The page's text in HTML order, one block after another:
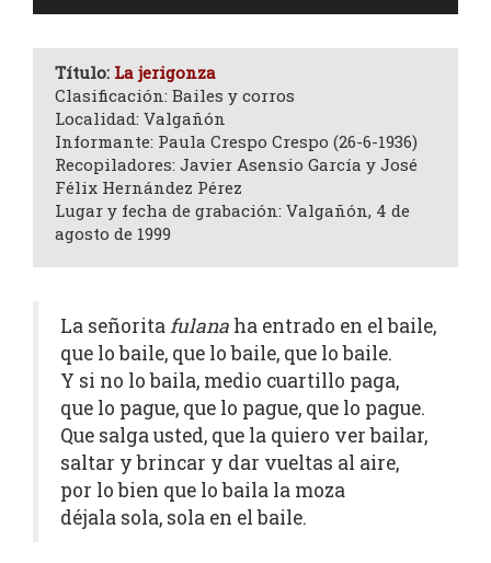
Título: La jerigonza
Clasificación: Bailes y corros
Localidad: Valgañón
Informante: Paula Crespo Crespo (26-6-1936)
Recopiladores: Javier Asensio García y José
Félix Hernández Pérez
Lugar y fecha de grabación: Valgañón, 4 de
agosto de 1999
La señoritafulana ha entrado en el baile,
que lo baile, que lo baile, que lo baile.
Y si no lo baila, medio cuartillo paga,
que lo pague, que lo pague, que lo pague.
Que salga usted, que la quiero ver bailar,
saltar y brincar y dar vueltas al aire,
por lo bien que lo baila la moza
déjala sola, sola en el baile.